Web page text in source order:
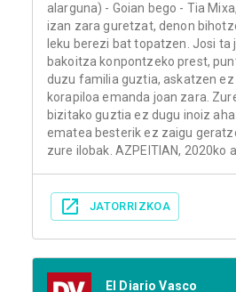
alarguna) - Goian bego - Tia
izan zara guretzat, denon
leku berezi bat topatzen. Josi ta
bakoitza konpontzeko prest,
duzu familia guztia, askatzen ez
korapiloa emanda joan zara.
bizitako guztia ez dugu inoiz
ematea besterik ez zaigu
zure ilobak. AZPEITIAN, 2020ko
JATORRIZKOA
El Diario Vasco